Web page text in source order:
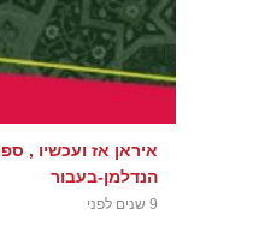
איראן אז ועכשיו ,
הנדלמן-בעבור
9 שנים לפני